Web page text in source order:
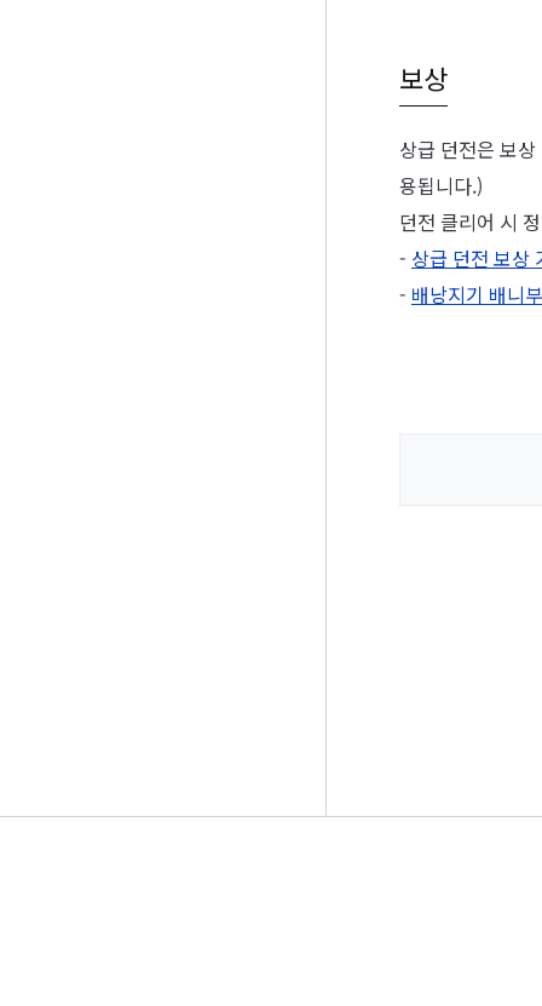
보상
상급 던전은 보
용됩니다.)
던전 클리어 시
- 상급 던전 보상
- 배낭지기 배니